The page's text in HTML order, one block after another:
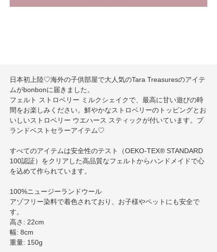
日本初上陸♡海外の子供部屋で大人気のTara Treasuresのアイテ
ムがbonbonに届きました。
フェルト ストロベリー ミルクシェイクで、最高に甘い遊びの時
間をお楽しみください。鮮やかなストロベリーのトッピングとお
いしいストロベリー ウエハース スティックが付いています。ブ
ランドベストセラーアイテム♡
すべてのアイテムは安全性のテスト（OEKO-TEX® STANDARD
100認証）をクリアした高品質なフェルトからハンドメイドで心
を込めて作られています。
100%ニュージーランドウール
アゾフリー染料で着色されており、お子様やペットにも安全で
す。
高さ: 22cm
幅: 8cm
重量: 150g